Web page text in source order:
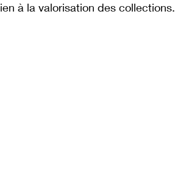
à la valorisation des collections.